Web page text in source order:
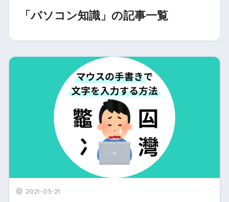
「パソコン知識」の記事一覧
2021-03-21